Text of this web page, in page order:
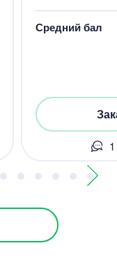
Средний бал